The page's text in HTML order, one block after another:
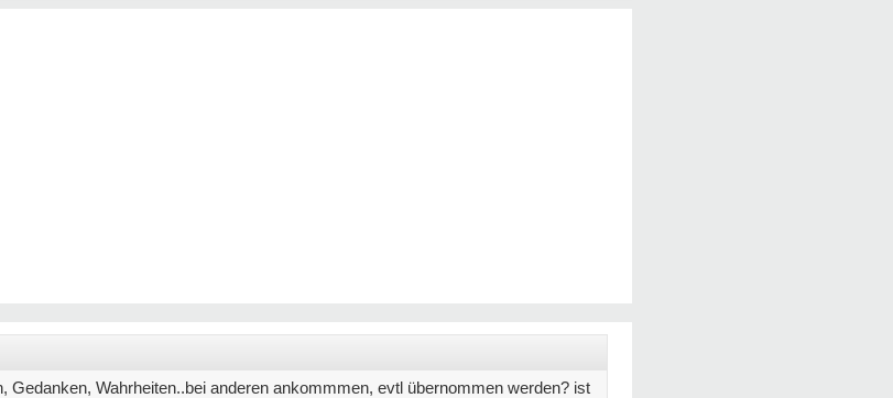
Gedanken, Wahrheiten..bei anderen ankommmen, evtl übernommen werden? ist